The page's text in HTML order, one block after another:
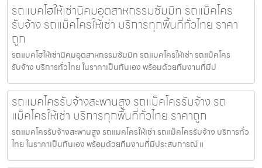
รถแบคโฮให้เช่านิคมอุตสาหกรรมซัมมิท รถแม็คโคร
รับจ้าง รถแม็คโครให้เช่า บริการทุกพื้นที่ทั่วไทย ราคา
ถูก
รถแบคโฮให้เช่านิคมอุตสาหกรรมซัมมิท รถแมคโครให้เช่า รถแม็คโคร
รับจ้าง บริการทั่วไทย ในราคาเป็นกันเอง พร้อมด้วยทีมงานที่มีป
รถแมคโครรับจ้างสะพานสูง รถแม็คโครรับจ้าง รถ
แม็คโครให้เช่า บริการทุกพื้นที่ทั่วไทย ราคาถูก
รถแมคโครรับจ้างสะพานสูง รถแมคโครให้เช่า รถแม็คโครรับจ้าง บริการทั่ว
ไทย ในราคาเป็นกันเอง พร้อมด้วยทีมงานที่มีประสบการณ์ แ